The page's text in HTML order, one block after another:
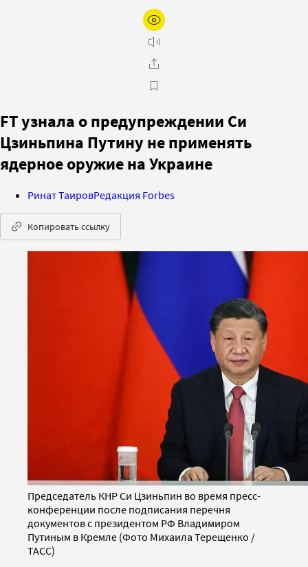
FT узнала о предупреждении Си
Цзиньпина Путину не применять
ядерное оружие на Украине
Ринат ТаировРедакция Forbes
Копировать ссылку
Председатель КНР Си Цзиньпин во время пресс-
конференции после подписания перечня
документов с президентом РФ Владимиром
Путиным в Кремле (Фото Михаила Терещенко /
ТАСС)